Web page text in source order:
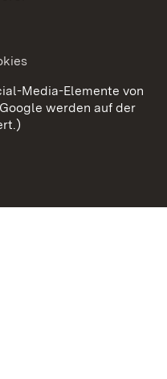
Media-Elemente von
werden auf der